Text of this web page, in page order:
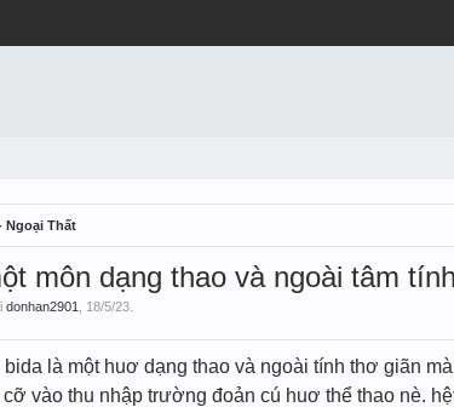
Ngoại Thất
môn dạng thao và ngoài tâm
donhan2901 18/5/23
bida là một huơ dạng thao và ngoài tính thơ giãn
vào thu nhập trường đoản cú huơ thể thao nè.